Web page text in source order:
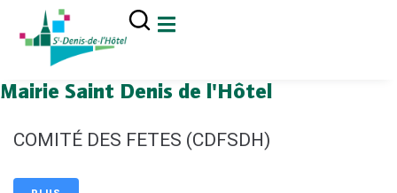
principal
Mairie Saint Denis de l'Hôtel
COMITÉ DES FETES (CDFSDH)